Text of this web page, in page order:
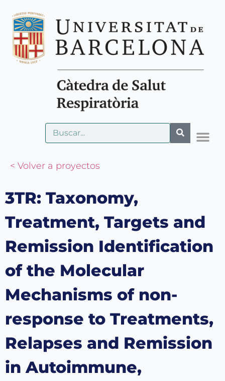
< Volver a proyectos
3TR: Taxonomy,
Treatment, Targets and
Remission Identification
of the Molecular
Mechanisms of non-
response to Treatments,
Relapses and Remission
in Autoimmune,